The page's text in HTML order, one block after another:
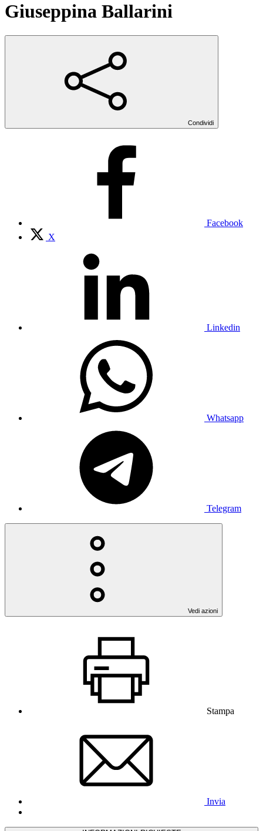
Giuseppina Ballarini
Condividi
Facebook
X
Linkedin
Whatsapp
Telegram
Vedi azioni
Stampa
Invia